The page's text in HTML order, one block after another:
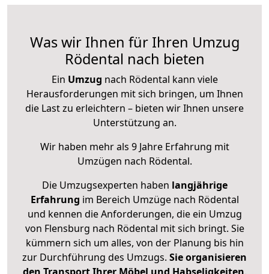
Was wir Ihnen für Ihren Umzug
Rödental nach bieten
Ein Umzug nach Rödental kann viele
Herausforderungen mit sich bringen, um Ihnen
die Last zu erleichtern – bieten wir Ihnen unsere
Unterstützung an.
Wir haben mehr als 9 Jahre Erfahrung mit
Umzügen nach Rödental.
Die Umzugsexperten haben langjährige
Erfahrung im Bereich Umzüge nach Rödental
und kennen die Anforderungen, die ein Umzug
von Flensburg nach Rödental mit sich bringt. Sie
kümmern sich um alles, von der Planung bis hin
zur Durchführung des Umzugs. Sie organisieren